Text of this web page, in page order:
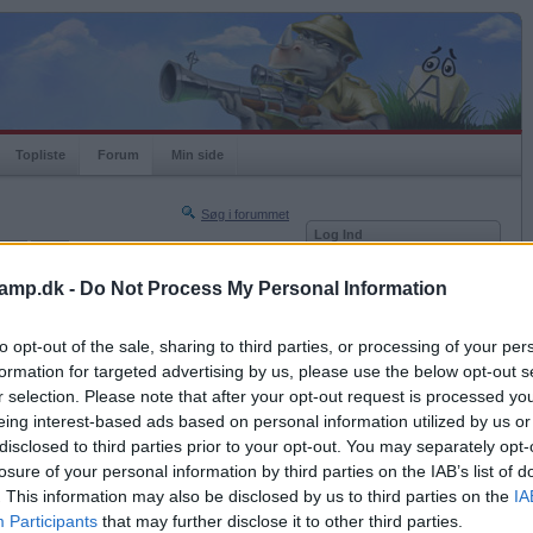
- Do Not Process My Personal Information
opt-out of the sale, sharing to third parties, or processing of your
for targeted advertising by us, please use the below opt-out
selection. Please note that after your opt-out request is processed
interest-based ads based on personal information utilized by us
to third parties prior to your opt-out. You may separately
of your personal information by third parties on the IAB’s list of
This information may also be disclosed by us to third parties on the
Participants that may further disclose it to other third parties.
Topliste Forum Min side
Søg i forummet
Næste side »
2019-11-19 10:49
Log Ind
Husk mig
Glemt adgangskoden?
Få ny aktiveringslink
Ordkamp er gratis!